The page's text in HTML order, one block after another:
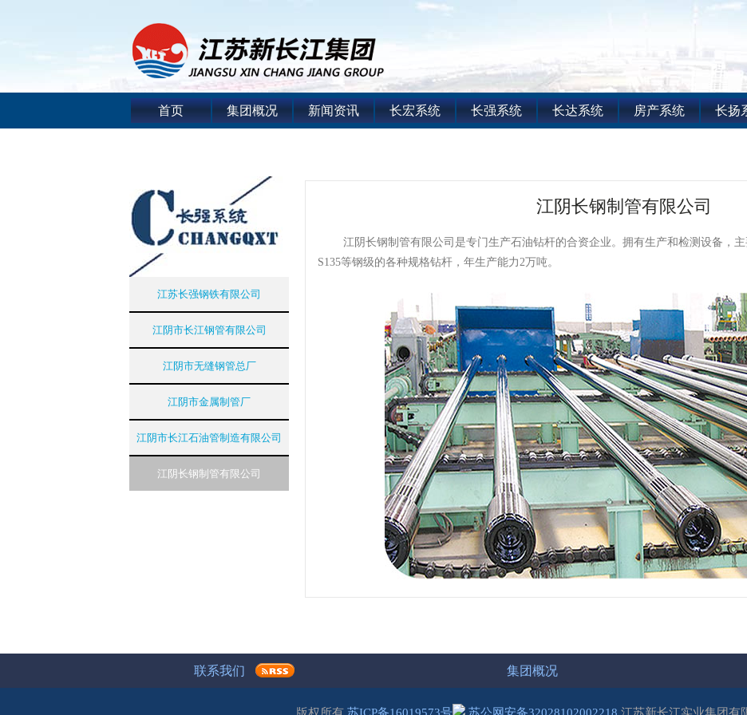
首页 集团概况 新闻资讯 长宏系统 长强系统 长达系统 房产系统 长扬
江苏长强钢铁有限公司
江阴市长江钢管有限公司
江阴市无缝钢管总厂
江阴市金属制管厂
江阴市长江石油管制造有限公司
江阴长钢制管有限公司
江阴长钢制管有限公司
江阴长钢制管有限公司是专门生产石油钻杆的合资企业。拥有生产和检测设备，主
S135等钢级的各种规格钻杆，年生产能力2万吨。
联系我们 集团概况